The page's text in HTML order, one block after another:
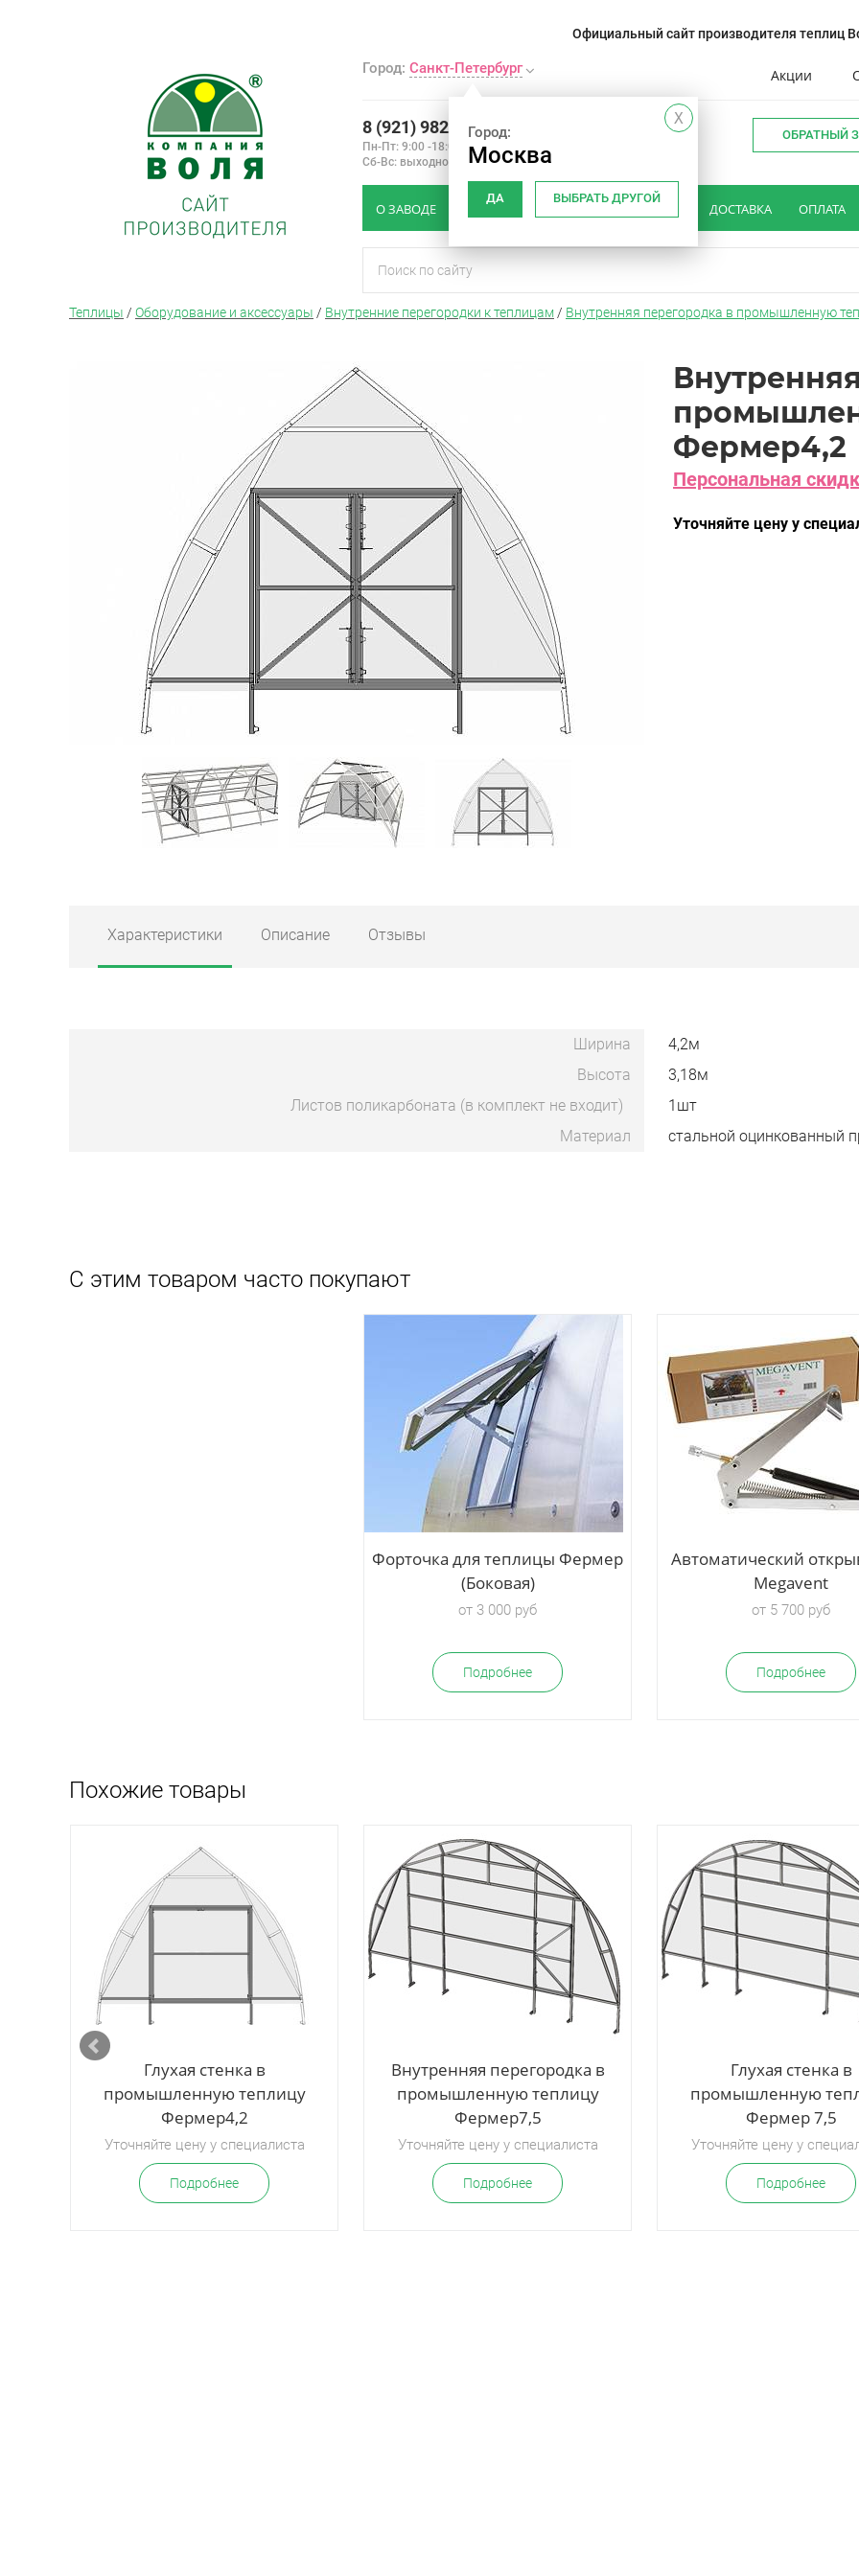
Официальный сайт производителя теплиц
Город: Санкт-Петербург
X
Город:
Москва
ДА ВЫБРАТЬ ДРУГОЙ
Акции
8 (921) 982 34 15
Пн-Пт: 9:00 -18:00
Сб-Вс: выходной
ОБРАТНЫЙ
О ЗАВОДЕ КАК ВЫБРАТЬ ТЕПЛИЦУ ДОСТАВКА ОПЛАТА
Теплицы / Оборудование и аксессуары / Внутренние перегородки к теплицам / Внутренняя перегородка в промышленную
Фермер4,2
Персональная
Уточняйте цену у
Характеристики Описание Отзывы
Ширина
4,2м
Высота
3,18м
Листов поликарбоната (в комплект не входит)
1шт
Материал
стальной оцинкованный
С этим товаром часто покупают
Форточка для теплицы Фермер
(Боковая)
от 3 000 руб
Подробнее
Автоматический
Megavent
от 5 700 руб
Подробнее
Похожие товары
Глухая стенка в
промышленную теплицу
Фермер4,2
Уточняйте цену у специалиста
Подробнее
Внутренняя перегородка в
промышленную теплицу
Фермер7,5
Уточняйте цену у специалиста
Подробнее
Глухая стенка в
промышленную
Фермер 7,5
Уточняйте цену у
Подробнее